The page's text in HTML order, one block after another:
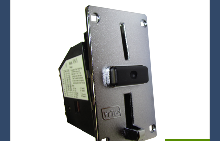
Акваматы фильтрованной воды
Акваматы с привозной водой
Системы очистки воды
Комплектующие к акваматам
🌟 Брендирование бизнеса
Сопутствующее оборудование для продажи чистой воды в